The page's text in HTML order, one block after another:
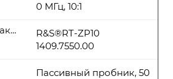
0 МГц, 10:1
R&S®RT-ZP10
1409.7550.00
Опция и номер заказа
Пассивный пробник, 50